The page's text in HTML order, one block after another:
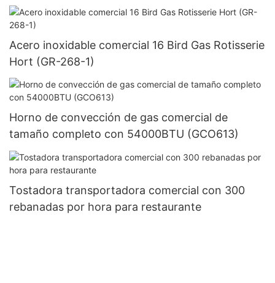
Acero inoxidable comercial 16 Bird Gas Rotisserie
Hort (GR-268-1)
Horno de convección de gas comercial de
tamaño completo con 54000BTU (GCO613)
Tostadora transportadora comercial con 300
rebanadas por hora para restaurante